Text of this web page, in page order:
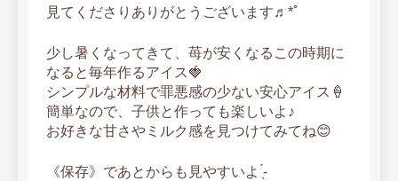
見てくださりありがとうございます♬*ﾟ
少し暑くなってきて、苺が安くなるこの時期に
なると毎年作るアイス🍓
シンプルな材料で罪悪感の少ない安心アイス‪🍦‬
簡単なので、子供と作っても楽しいよ♪
お好きな甘さやミルク感を見つけてみてね😊
《保存》であとからも見やすいよ ̖́-‬